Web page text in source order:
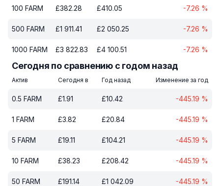
100 FARM £382.28 £410.05 -7.26 %
500 FARM £1 911.41 £2 050.25 -7.26 %
1000 FARM £3 822.83 £4 100.51 -7.26 %
Сегодня по сравнению с годом назад
Актив Сегодня в Год назад Изменение за год
0.5 FARM £1.91 £10.42 -445.19 %
1 FARM £3.82 £20.84 -445.19 %
5 FARM £19.11 £104.21 -445.19 %
10 FARM £38.23 £208.42 -445.19 %
50 FARM £191.14 £1 042.09 -445.19 %